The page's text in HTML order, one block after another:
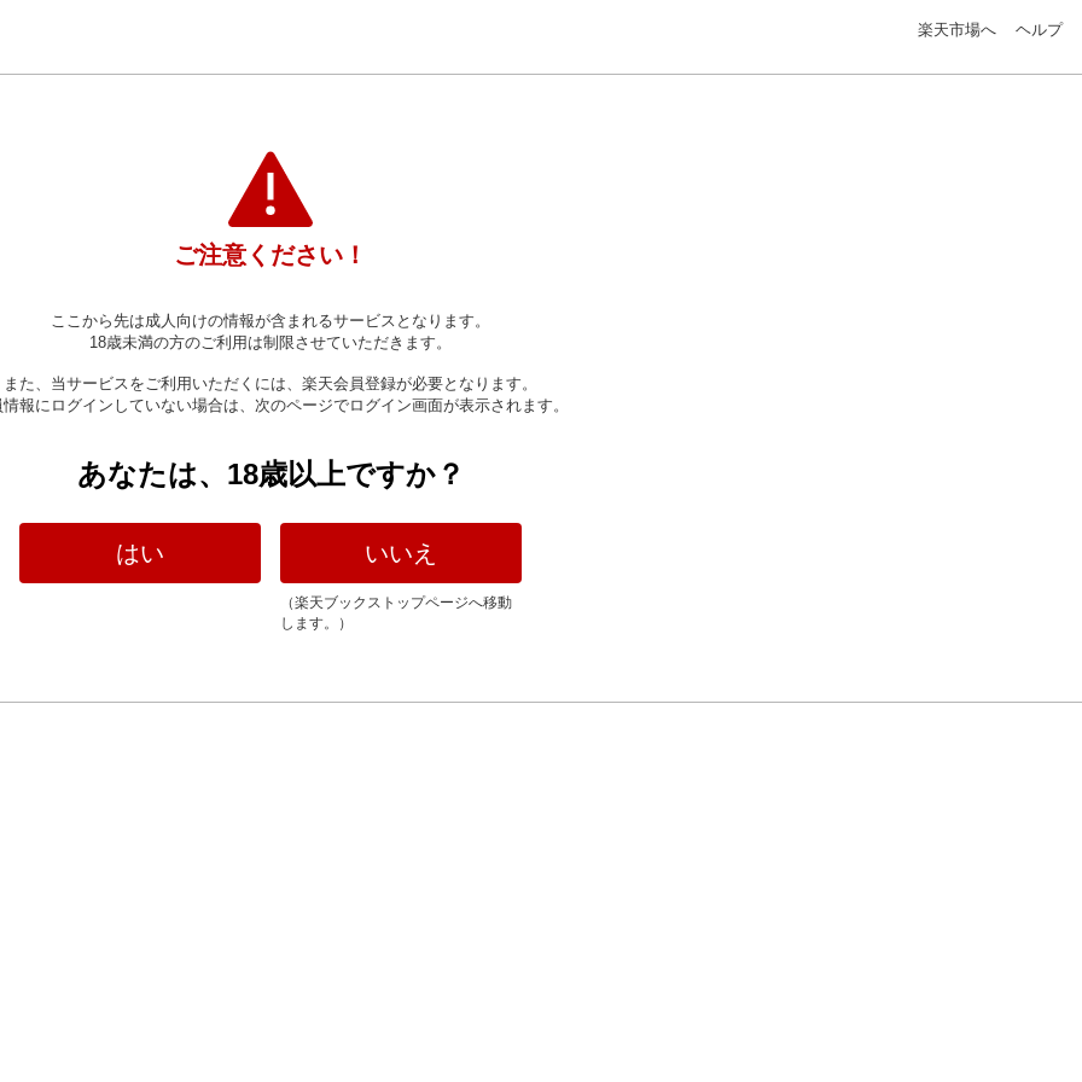
楽天市場へ ヘルプ
ご注意ください！
ここから先は成人向けの情報が含まれるサービスとなります。
18歳未満の方のご利用は制限させていただきます。
また、当サービスをご利用いただくには、楽天会員登録が必要となります。
報にログインしていない場合は、次のページでログイン画面が表示されます。
あなたは、18歳以上ですか？
いいえ
（楽天ブックストップページへ移動
します。）